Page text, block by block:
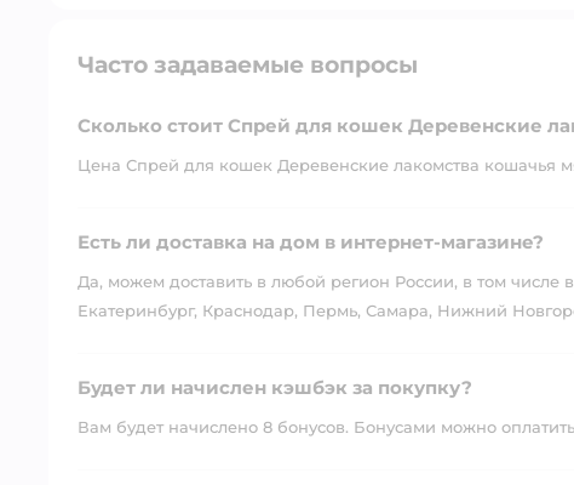
Часто задаваемые вопросы
Сколько стоит Спрей для кошек Деревенские
Цена Спрей для кошек Деревенские лакомства кошачья
Есть ли доставка на дом в интернет-магазине?
Да, можем доставить в любой регион России, в том числе
Екатеринбург, Краснодар, Пермь, Самара, Нижний
Будет ли начислен кэшбэк за покупку?
Вам будет начислено 8 бонусов. Бонусами можно оплатить